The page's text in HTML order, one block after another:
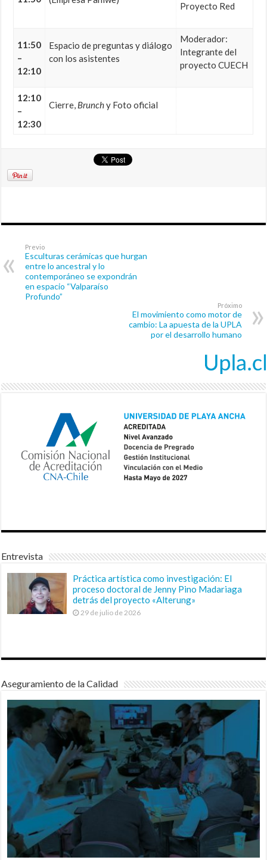
Proyecto Red
11:50
–
12:10
Espacio de preguntas y diálogo
con los asistentes
Moderador:
Integrante del
proyecto CUECH
12:10
–
12:30
Cierre, Brunchy Foto oficial
Previo
Esculturas cerámicas que hurgan
entre lo ancestral y lo
contemporáneo se expondrán
en espacio “Valparaíso
Profundo”
Próximo
El movimiento como motor de
cambio: La apuesta de la UPLA
por el desarrollo humano
Entrevista
Práctica artística como investigación: El
proceso doctoral de Jenny Pino Madariaga
detrás del proyecto «Alterung»
29 de julio de 2026
Aseguramiento de la Calidad